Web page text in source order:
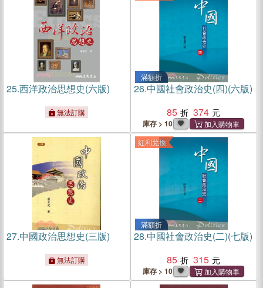
25.西洋政治思想史(六版)
無法訂購
滿額折
26.中國社會政治史(四)(六版)
85
374
庫存 > 10
27.中國政治思想史(三版)
無法訂購
紅利兌換
滿額折
28.中國社會政治史(二)(七版)
85
315
庫存 > 10